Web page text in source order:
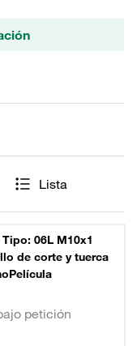
Lista
06L M10x1
de corte y tuerca
petición